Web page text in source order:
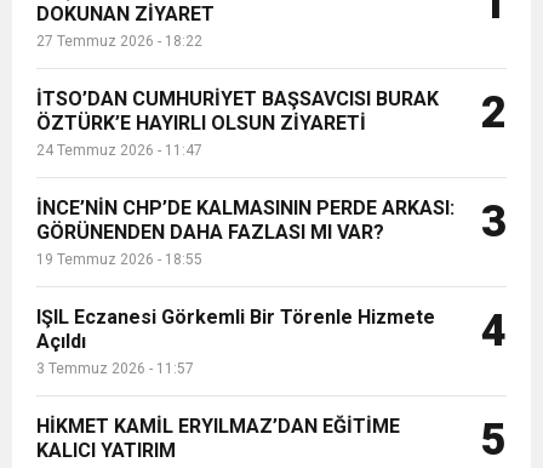
ve Onur Nişanesidir
6:19 HBB BAŞKANI ÖNTÜRK’ÜN
CUMHURİYET BAYRAMI MESAJI
17:36 KURUMLAR VERGİSİ ERTELENDİ
1:00 İTSO İŞ-KUR SGK TOPLANTI
21:40 CEYLANDERE’DE BAŞKAN EMRAH
18:22
GÖNÜLLERE DOKUNAN ZİYARET
DOKUNAN ZİYARET
27 Temmuz 2026 - 18:22
İTSO’DAN CUMHURİYET BAŞSAVCISI BURAK
ÖZTÜRK’E HAYIRLI OLSUN ZİYARETİ
24 Temmuz 2026 - 11:47
2
İNCE’NİN CHP’DE KALMASININ PERDE ARKASI:
GÖRÜNENDEN DAHA FAZLASI MI VAR?
19 Temmuz 2026 - 18:55
3
IŞIL Eczanesi Görkemli Bir Törenle Hizmete
Açıldı
3 Temmuz 2026 - 11:57
4
HİKMET KAMİL ERYILMAZ’DAN EĞİTİME
KALICI YATIRIM
5